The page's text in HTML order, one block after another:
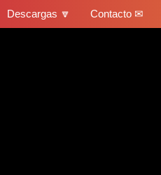
Descargas 🔽 Contacto ✉